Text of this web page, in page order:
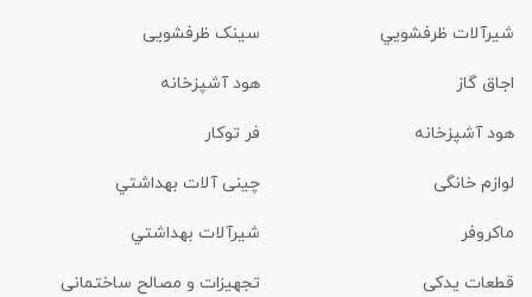
شیرآلات ظرفشويي سینک ظرفشویی
اجاق گاز هود آشپزخانه
هود آشپزخانه فر توکار
لوازم خانگی چینی آلات بهداشتي
ماكروفر شیرآلات بهداشتي
قطعات یدکی تجهیزات و مصالح ساختمانی